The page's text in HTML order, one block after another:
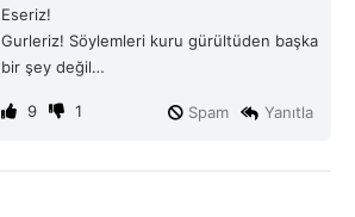
Eseriz!
Gurleriz! Söylemleri kuru gürültüden başka
bir şey değil…
9 1 Yanıtla
Spam